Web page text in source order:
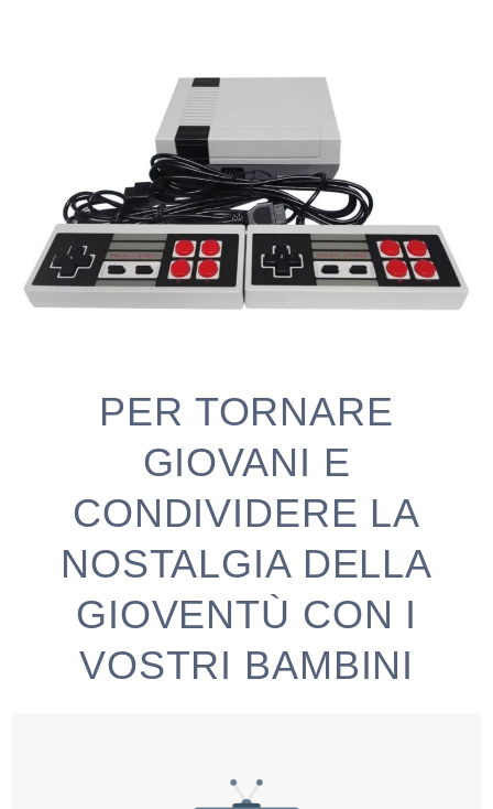
PER TORNARE
GIOVANI E
CONDIVIDERE LA
NOSTALGIA DELLA
GIOVENTÙ CON I
VOSTRI BAMBINI